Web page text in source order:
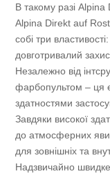
В такому разі
Alpina Direkt auf
собі три
довготривалий
Незалежно від
фарбопультом – ця
здатностями
Завдяки високої
до атмосферних
для зовнішніх та
Надзвичайно